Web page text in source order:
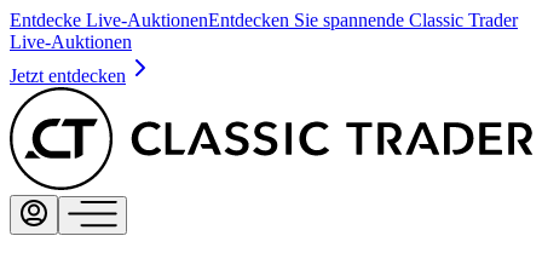
Entdecke Live-AuktionenEntdecken Sie spannende Classic Trader
Live-Auktionen
Jetzt entdecken